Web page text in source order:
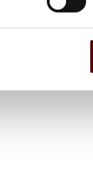
avrebbe voluto.